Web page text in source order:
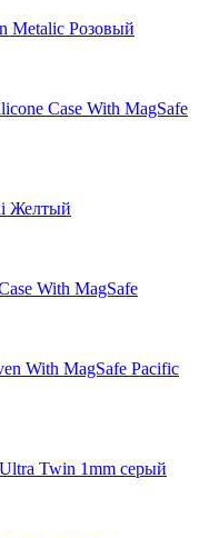
Metalic Розовый
Case With MagSafe
Желтый
With MagSafe
With MagSafe Pacific
Twin 1mm серый